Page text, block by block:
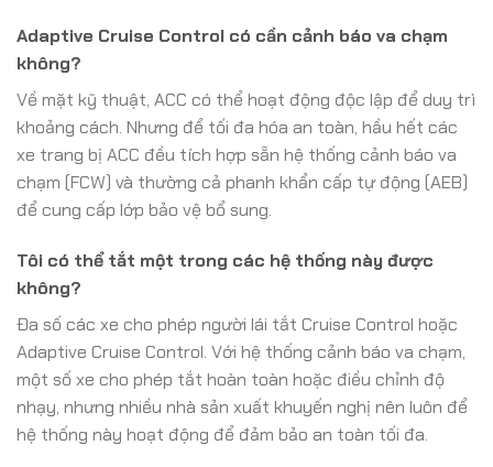
Adaptive Cruise Control có cần cảnh báo va chạm
không?
Về mặt kỹ thuật, ACC có thể hoạt động độc lập để duy trì
khoảng cách. Nhưng để tối đa hóa an toàn, hầu hết các
xe trang bị ACC đều tích hợp sẵn hệ thống cảnh báo va
chạm (FCW) và thường cả phanh khẩn cấp tự động (AEB)
để cung cấp lớp bảo vệ bổ sung.
Tôi có thể tắt một trong các hệ thống này được
không?
Đa số các xe cho phép người lái tắt Cruise Control hoặc
Adaptive Cruise Control. Với hệ thống cảnh báo va chạm,
một số xe cho phép tắt hoàn toàn hoặc điều chỉnh độ
nhạy, nhưng nhiều nhà sản xuất khuyến nghị nên luôn để
hệ thống này hoạt động để đảm bảo an toàn tối đa.